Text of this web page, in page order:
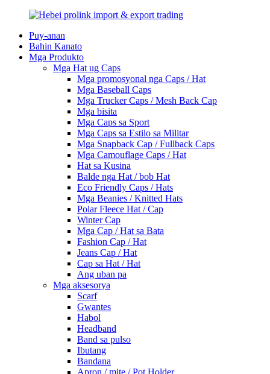
Puy-anan
Bahin Kanato
Mga Produkto
Mga Hat ug Caps
Mga promosyonal nga Caps / Hat
Mga Baseball Caps
Mga Trucker Caps / Mesh Back Cap
Mga bisita
Mga Caps sa Sport
Mga Caps sa Estilo sa Militar
Mga Snapback Cap / Fullback Caps
Mga Camouflage Caps / Hat
Hat sa Kusina
Balde nga Hat / bob Hat
Eco Friendly Caps / Hats
Mga Beanies / Knitted Hats
Polar Fleece Hat / Cap
Winter Cap
Mga Cap / Hat sa Bata
Fashion Cap / Hat
Jeans Cap / Hat
Cap sa Hat / Hat
Ang uban pa
Mga aksesorya
Scarf
Gwantes
Habol
Headband
Band sa pulso
Ibutang
Bandana
Apron / mite / Pot Holder